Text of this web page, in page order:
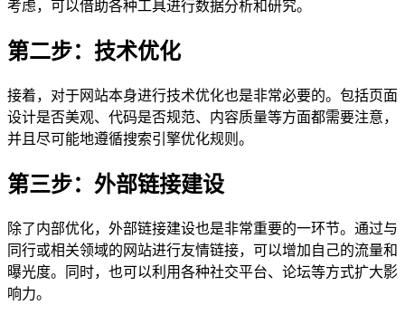
考虑，可以借助各种工具进行数据分析和研究。
第二步：技术优化
接着，对于网站本身进行技术优化也是非常必要的。包括页面
设计是否美观、代码是否规范、内容质量等方面都需要注意，
并且尽可能地遵循搜索引擎优化规则。
第三步：外部链接建设
除了内部优化，外部链接建设也是非常重要的一环节。通过与
同行或相关领域的网站进行友情链接，可以增加自己的流量和
曝光度。同时，也可以利用各种社交平台、论坛等方式扩大影
响力。